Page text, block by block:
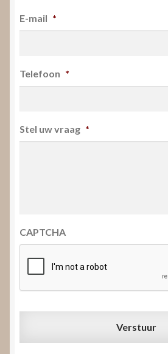
E-mail *
Telefoon *
Stel uw vraag *
CAPTCHA